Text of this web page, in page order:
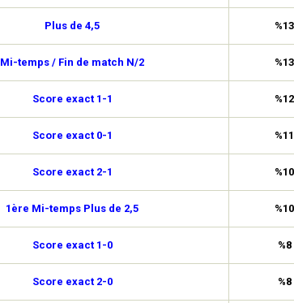
Plus de 4,5 %13
Mi-temps / Fin de match N/2 %13
Score exact 1-1 %12
Score exact 0-1 %11
Score exact 2-1 %10
1ère Mi-temps Plus de 2,5 %10
Score exact 1-0 %8
Score exact 2-0 %8